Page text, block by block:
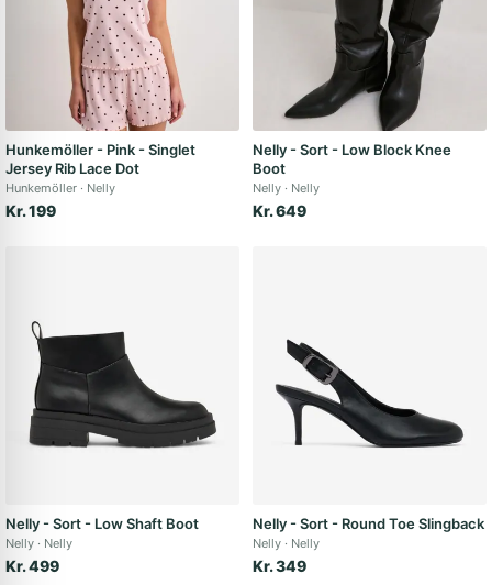
Hunkemöller - Pink - Singlet
Jersey Rib Lace Dot
Hunkemöller Nelly
Kr. 199
Nelly - Sort - Low Block Knee
Boot
Nelly Nelly
Kr. 649
Nelly - Sort - Low Shaft Boot
Nelly Nelly
Kr. 499
Nelly - Sort - Round Toe Slingback
Nelly Nelly
Kr. 349